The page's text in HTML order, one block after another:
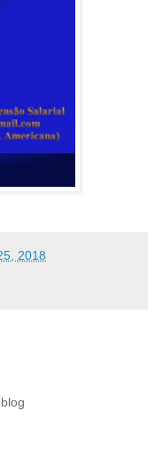
2018